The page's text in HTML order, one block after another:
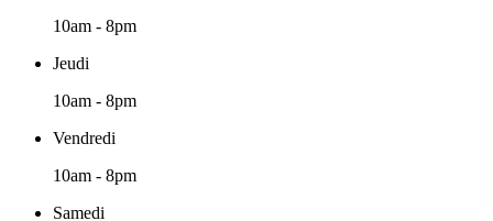
10am - 8pm
Jeudi
10am - 8pm
Vendredi
10am - 8pm
Samedi